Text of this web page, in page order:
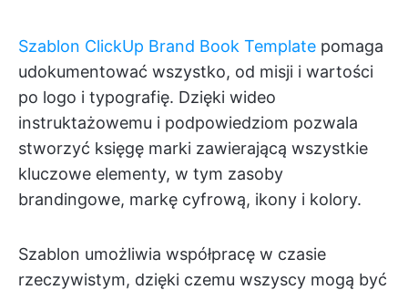
Szablon ClickUp Brand Book Template pomaga
udokumentować wszystko, od misji i wartości
po logo i typografię. Dzięki wideo
instruktażowemu i podpowiedziom pozwala
stworzyć księgę marki zawierającą wszystkie
kluczowe elementy, w tym zasoby
brandingowe, markę cyfrową, ikony i kolory.
Szablon umożliwia współpracę w czasie
rzeczywistym, dzięki czemu wszyscy mogą być